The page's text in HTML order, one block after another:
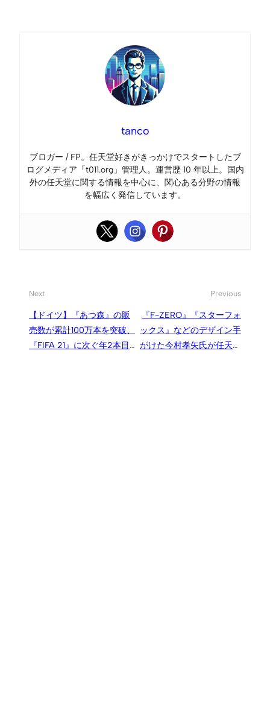
tanco
ブロガー / FP。任天堂好きがきっかけでスタートしたブ
ログメディア「t011.org」管理人。運営歴 10 年以上。国内
外の任天堂に関する情報を中心に、関心ある分野の情報
を幅広く発信しています。
Next
【ドイツ】『あつ森』の販
売数が累計100万本を突破、
『FIFA 21』に次ぐ年2本目
Previous
『F-ZERO』『スターフォ
ックス』などのデザイン手
がけた今村孝矢氏が任天堂